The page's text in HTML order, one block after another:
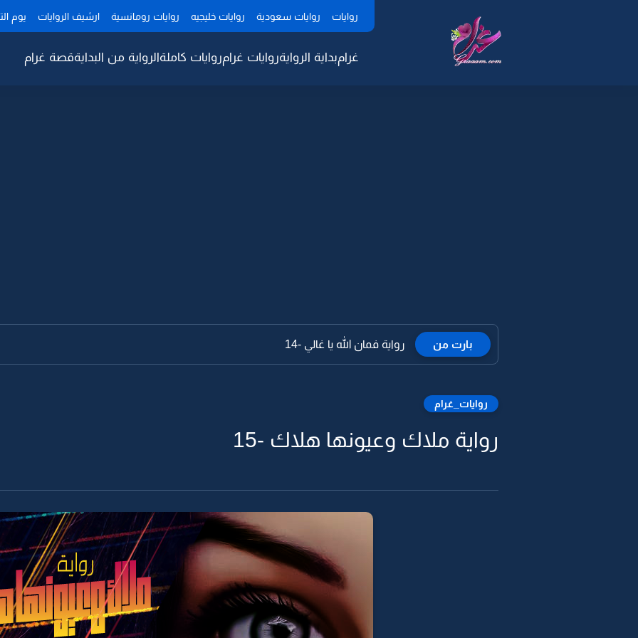
روايات روايات سعودية روايات خليجيه روايات رومانسية ارشيف الروايات يوم
غرامبداية الروايةروايات غرامروايات كاملةالرواية من البدايةقصة غرام
بارت من رواية فمان الله يا غالي -14
روايات_غرام
رواية ملاك وعيونها هلاك -15